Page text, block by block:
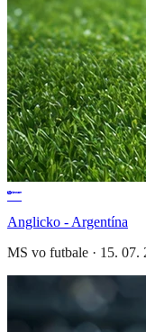
Anglicko - Argentína
MS vo futbale · 15. 07.